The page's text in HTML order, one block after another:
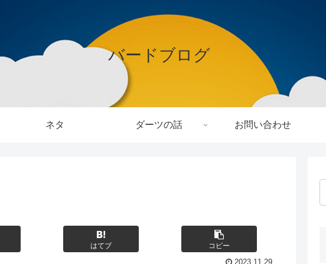
バードブログ
ネタ ダーツの話 お問い合わせ
はてブ コピー
2023.11.29